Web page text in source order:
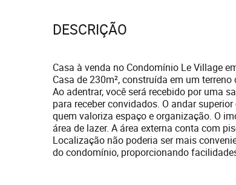
DESCRIÇÃO
Casa à venda no Condomínio Le Village
Casa de 230m², construída em um
Ao adentrar, você será recebido por uma
para receber convidados. O andar
quem valoriza espaço e organização. O
área de lazer. A área externa conta com
Localização não poderia ser mais
do condomínio, proporcionando